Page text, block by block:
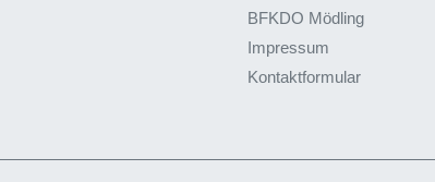
BFKDO Mödling
Impressum
Kontaktformular